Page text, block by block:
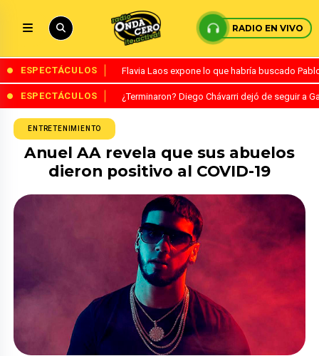
RADIO EN VIVO
ESPECTÁCULOS Flavia Laos expone lo que habría buscado
ESPECTÁCULOS ¿Terminaron? Diego Chávarri dejó de seguir a
ENTRETENIMIENTO
Anuel AA revela que sus abuelos
dieron positivo al COVID-19